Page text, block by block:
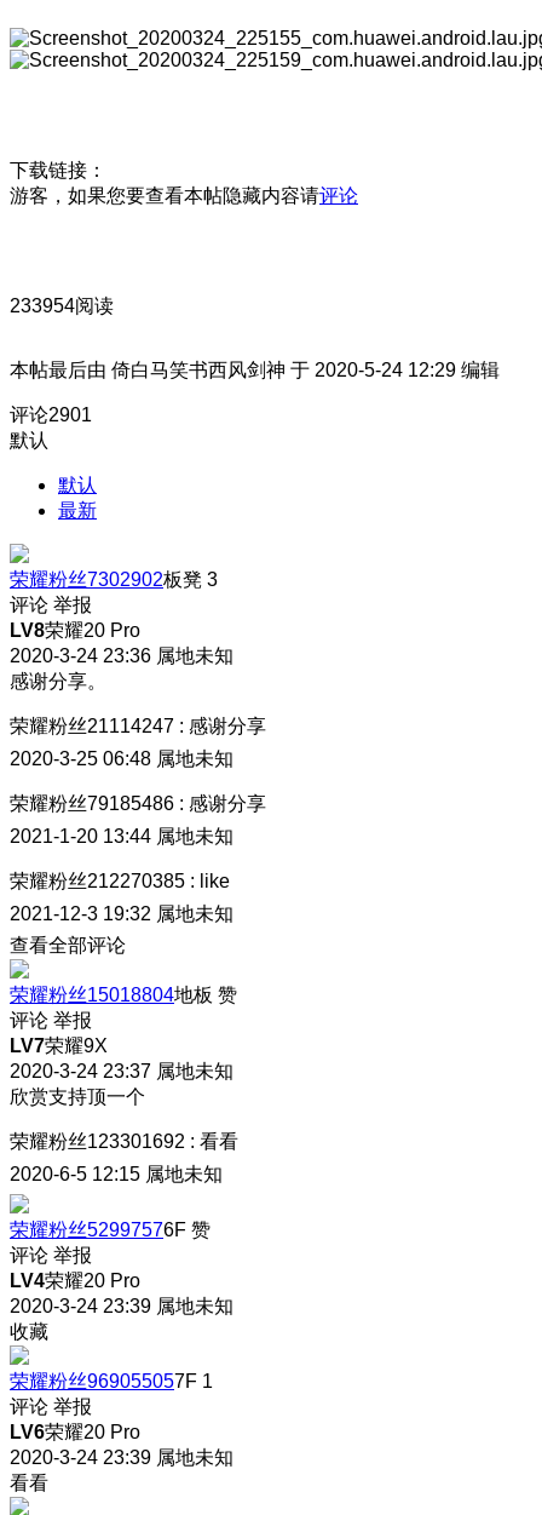
下载链接：
游客，如果您要查看本帖隐藏内容请评论
233954阅读
本帖最后由 倚白马笑书西风剑神 于 2020-5-24 12:29 编辑
评论2901
默认
默认
最新
荣耀粉丝7302902板凳 3
评论 举报
LV8荣耀20 Pro
2020-3-24 23:36 属地未知
感谢分享。
荣耀粉丝21114247 : 感谢分享
2020-3-25 06:48 属地未知
荣耀粉丝79185486 : 感谢分享
2021-1-20 13:44 属地未知
荣耀粉丝212270385 : like
2021-12-3 19:32 属地未知
查看全部评论
荣耀粉丝15018804地板 赞
评论 举报
LV7荣耀9X
2020-3-24 23:37 属地未知
欣赏支持顶一个
荣耀粉丝123301692 : 看看
2020-6-5 12:15 属地未知
荣耀粉丝52997576F 赞
评论 举报
LV4荣耀20 Pro
2020-3-24 23:39 属地未知
收藏
荣耀粉丝969055057F 1
评论 举报
LV6荣耀20 Pro
2020-3-24 23:39 属地未知
看看